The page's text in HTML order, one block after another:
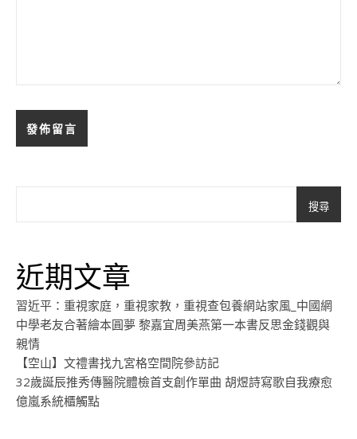
搜尋
近期文章
習近平：重視家庭，重視家教，重視查包養網站家風_中國網
中學老友合著繪本圓夢 黎嘉宜周美燕第一本書反思金錢觀與
親情
【空山】文禮書找九宮格空間院參訪記
32歲誕辰推秀傳醫院體檢首支創作單曲 胡煜詩寫歌自我療愈
億嵐系統櫃觸點